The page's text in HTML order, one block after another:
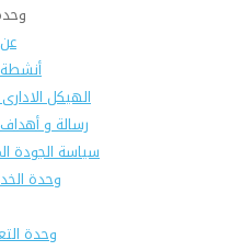
الهيكل
رسالة و
سياسة الجودة
وحدة
وحدة